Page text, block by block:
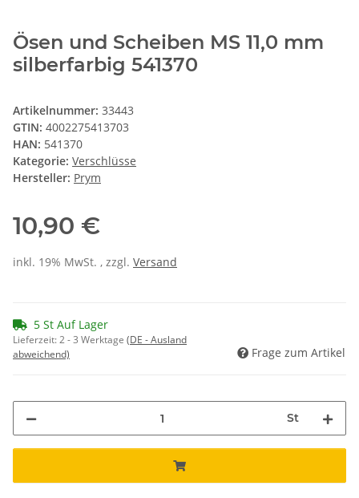
Ösen und Scheiben MS 11,0 mm
silberfarbig 541370
Artikelnummer: 33443
GTIN: 4002275413703
HAN: 541370
Kategorie: Verschlüsse
Hersteller: Prym
10,90 €
inkl. 19% MwSt. , zzgl. Versand
5 St Auf Lager
Lieferzeit:2 - 3 Werktage (DE - Ausland
abweichend)
Frage zum Artikel
St